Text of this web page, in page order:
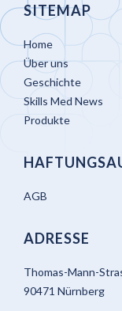
SITEMAP
Home
Über uns
Geschichte
Skills Med News
Produkte
AGB
ADRESSE
Thomas-Mann-
90471 Nürnberg